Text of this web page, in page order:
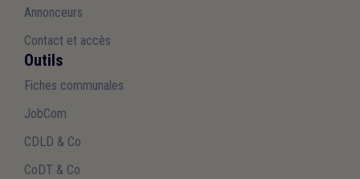
Annonceurs
Contact et accès
Outils
Fiches communales
JobCom
CDLD & Co
CoDT & Co